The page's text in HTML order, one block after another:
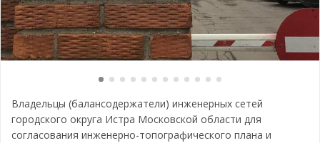
Владельцы (балансодержатели) инженерных сетей
городского округа Истра Московской области для
согласования инженерно-топографического плана и